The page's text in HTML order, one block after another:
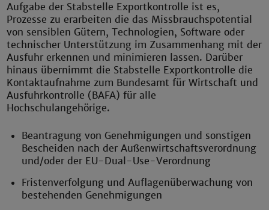
Aufgabe der Stabstelle Exportkontrolle ist es,
Prozesse zu erarbeiten die das Missbrauchspotential
von sensiblen Gütern, Technologien, Software oder
technischer Unterstützung im Zusammenhang mit der
Ausfuhr erkennen und minimieren lassen. Darüber
hinaus übernimmt die Stabstelle Exportkontrolle die
Kontaktaufnahme zum Bundesamt für Wirtschaft und
Ausfuhrkontrolle (BAFA) für alle
Hochschulangehörige.
Beantragung von Genehmigungen und sonstigen
Bescheiden nach der Außenwirtschaftsverordnung
und/oder der EU-Dual-Use-Verordnung
Fristenverfolgung und Auflagenüberwachung von
bestehenden Genehmigungen